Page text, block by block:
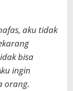
aku tidak
bisa
ingin
orang.